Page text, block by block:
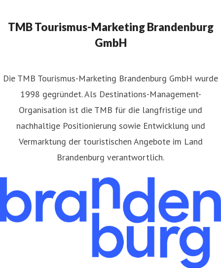
TMB Tourismus-Marketing Brandenburg
GmbH
​Die TMB Tourismus-Marketing Brandenburg GmbH wurde
1998 gegründet. Als Destinations-Management-
Organisation ist die TMB für die langfristige und
nachhaltige Positionierung sowie Entwicklung und
Vermarktung der touristischen Angebote im Land
Brandenburg verantwortlich.